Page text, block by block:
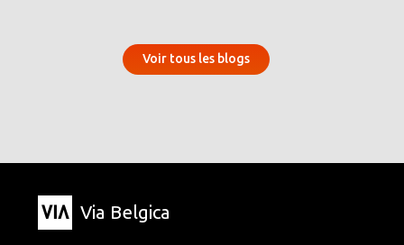
Voir tous les blogs
Via Belgica